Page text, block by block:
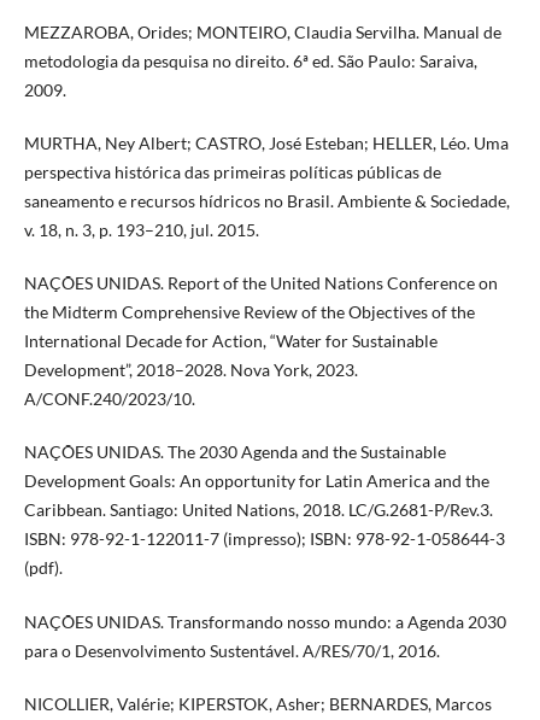
MEZZAROBA, Orides; MONTEIRO, Claudia Servilha. Manual de
metodologia da pesquisa no direito. 6ª ed. São Paulo: Saraiva,
2009.
MURTHA, Ney Albert; CASTRO, José Esteban; HELLER, Léo. Uma
perspectiva histórica das primeiras políticas públicas de
saneamento e recursos hídricos no Brasil. Ambiente & Sociedade,
v. 18, n. 3, p. 193–210, jul. 2015.
NAÇÕES UNIDAS. Report of the United Nations Conference on
the Midterm Comprehensive Review of the Objectives of the
International Decade for Action, “Water for Sustainable
Development”, 2018–2028. Nova York, 2023.
A/CONF.240/2023/10.
NAÇÕES UNIDAS. The 2030 Agenda and the Sustainable
Development Goals: An opportunity for Latin America and the
Caribbean. Santiago: United Nations, 2018. LC/G.2681-P/Rev.3.
ISBN: 978-92-1-122011-7 (impresso); ISBN: 978-92-1-058644-3
(pdf).
NAÇÕES UNIDAS. Transformando nosso mundo: a Agenda 2030
para o Desenvolvimento Sustentável. A/RES/70/1, 2016.
NICOLLIER, Valérie; KIPERSTOK, Asher; BERNARDES, Marcos